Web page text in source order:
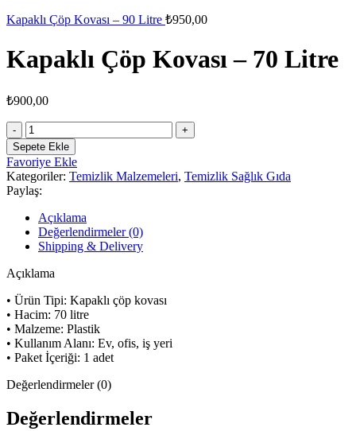
Kapaklı Çöp Kovası – 90 Litre ₺950,00
Kapaklı Çöp Kovası – 70 Litre
₺900,00
Kapaklı
Çöp
Kovası
–
70
Litre
adet
Sepete Ekle
Favoriye Ekle
Kategoriler: Temizlik Malzemeleri, Temizlik Sağlık Gıda
Paylaş:
Açıklama
Değerlendirmeler (0)
Shipping & Delivery
Açıklama
• Ürün Tipi: Kapaklı çöp kovası
• Hacim: 70 litre
• Malzeme: Plastik
• Kullanım Alanı: Ev, ofis, iş yeri
• Paket İçeriği: 1 adet
Değerlendirmeler (0)
Değerlendirmeler